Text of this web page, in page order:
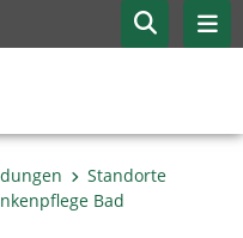
Standorte
Bad